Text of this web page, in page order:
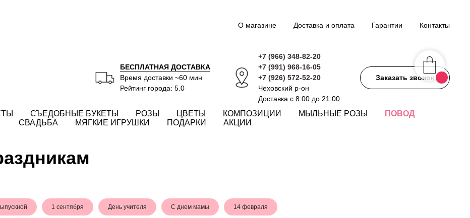
О магазине Доставка и оплата Гарантии Контакты
БЕСПЛАТНАЯ ДОСТАВКА
Время доставки ~60 мин
Рейтинг города: 5.0
+7 (966) 348-82-20
+7 (991) 968-16-05
+7 (926) 572-52-20
Чеховский р-он
Доставка с 8:00 до 21:00
Заказать звонок
СЪЕДОБНЫЕ БУКЕТЫ РОЗЫ ЦВЕТЫ КОМПОЗИЦИИ МЫЛЬНЫЕ РОЗЫ
ПОВОД
СВАДЬБА
МЯГКИЕ ИГРУШКИ ПОДАРКИ АКЦИИ
1 сентября День учителя С днем мамы 14 февраля